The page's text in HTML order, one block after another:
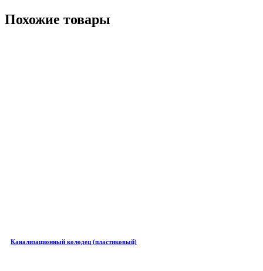
Похожие товары
Канализационный колодец (пластиковый)